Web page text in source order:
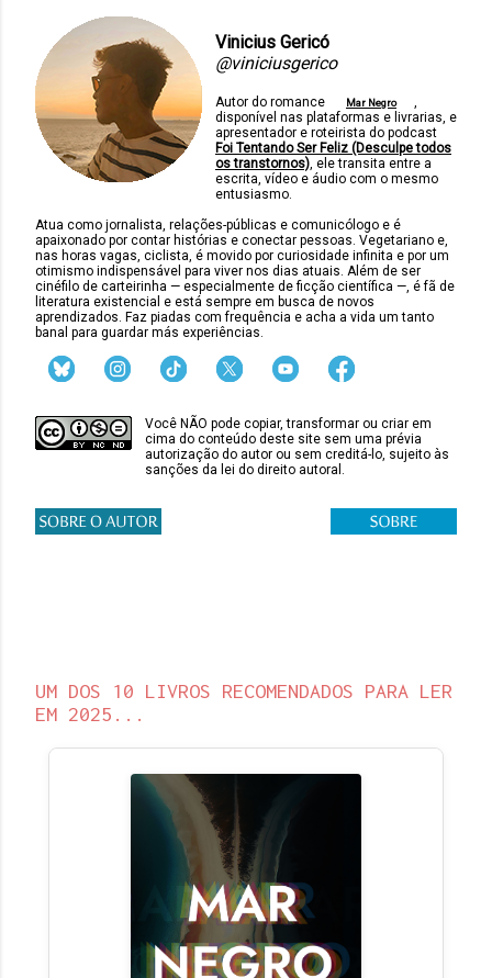
Vinicius Gericó
@viniciusgerico
Autor do romance Mar Negro
,
disponível nas plataformas e livrarias, e
apresentador e roteirista do podcast
Foi Tentando Ser Feliz (Desculpe todos
os transtornos), ele transita entre a
escrita, vídeo e áudio com o mesmo
entusiasmo.
Atua como jornalista, relações-públicas e comunicólogo e é
apaixonado por contar histórias e conectar pessoas. Vegetariano e,
nas horas vagas, ciclista, é movido por curiosidade infinita e por um
otimismo indispensável para viver nos dias atuais. Além de ser
cinéfilo de carteirinha — especialmente de ficção científica —, é fã de
literatura existencial e está sempre em busca de novos
aprendizados. Faz piadas com frequência e acha a vida um tanto
banal para guardar más experiências.
Você NÃO pode copiar, transformar ou criar em
cima do conteúdo deste site sem uma prévia
autorização do autor ou sem creditá-lo, sujeito às
sanções da lei do direito autoral.
UM DOS 10 LIVROS RECOMENDADOS PARA LER
EM 2025...